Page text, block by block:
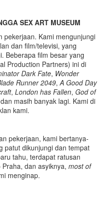
SEX ART MUSEUM
pekerjaan. Kami mengunjungi
dan film/televisi, yang
Beberapa film besar yang
Production Partners) ini di
Dark Fate, Wonder
Runner 2049,A Good Day
, London has Fallen, God of
masih banyak lagi. Kami di
kami.
pekerjaan, kami bertanya-
patut dikunjungi dan tempat
tahu, terdapat ratusan
dan asyiknya, most of
menginap.